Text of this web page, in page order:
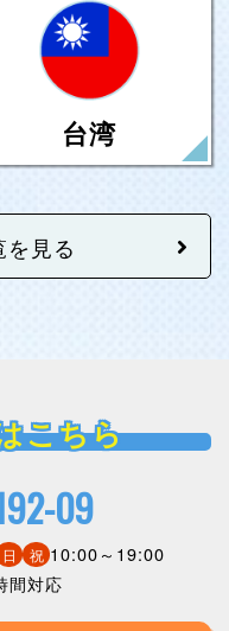
台湾
見る
こちら
09
日 祝 10:00～19:00
間対応